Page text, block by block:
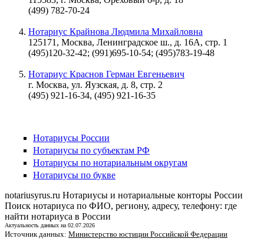
(499) 782-70-24
Нотариус Крайнова Людмила Михайловна
125171, Москва, Ленинградское ш., д. 16А, стр. 1
(495)120-32-42; (991)695-10-54; (495)783-19-48
Нотариус Краснов Герман Евгеньевич
г. Москва, ул. Яузская, д. 8, стр. 2
(495) 921-16-34, (495) 921-16-35
Нотариусы России
Нотариусы по субъектам РФ
Нотариусы по нотариальным округам
Нотариусы по букве
notariusyrus.ru Нотариусы и нотариальные конторы России
Поиск нотариуса по ФИО, региону, адресу, телефону: где
найти нотариуса в России
Актуальность данных на 02.07.2026
Источник данных: Министерство юстиции Российской Федерации